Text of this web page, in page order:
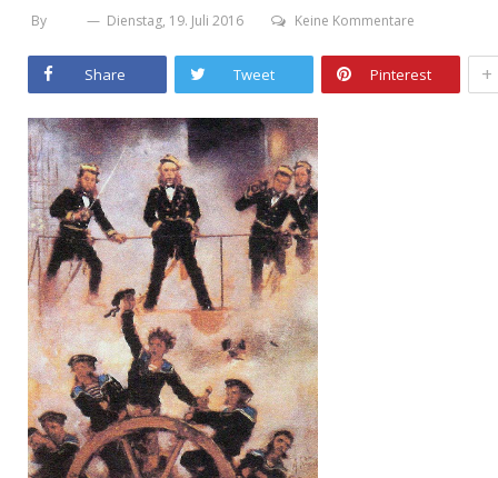
By Dienstag, 19. Juli 2016 Keine Kommentare
Share Tweet Pinterest +